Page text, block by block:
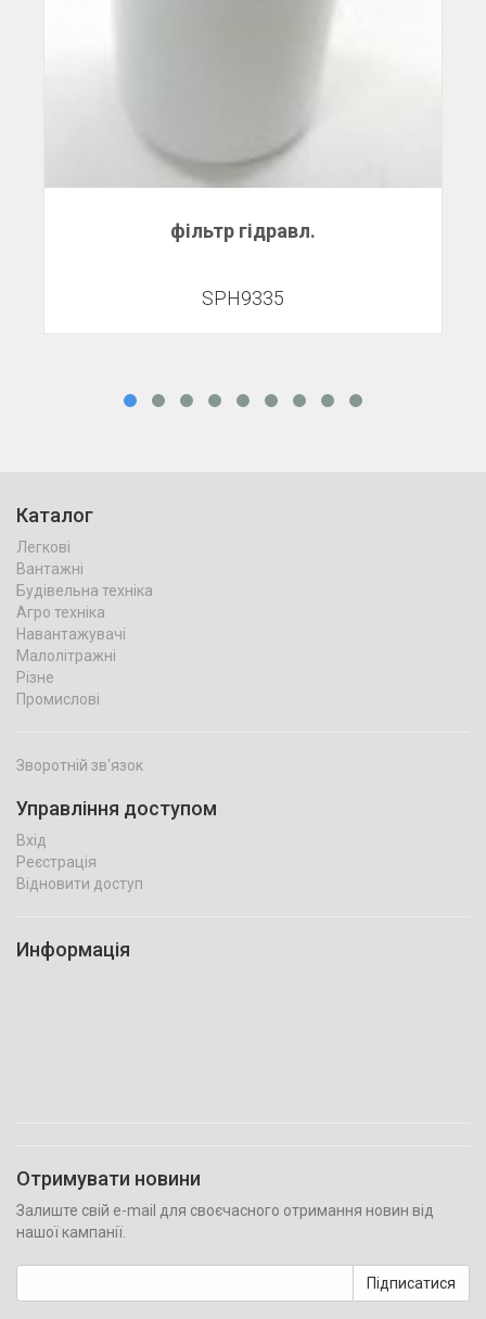
фільтр гідравл.
SPH9335
Каталог
Легкові
Вантажні
Будівельна техніка
Агро техніка
Навантажувачі
Малолітражні
Різне
Промислові
Зворотній зв'язок
Управління доступом
Вхід
Реєстрація
Відновити доступ
Информація
Отримувати новини
Залиште свій e-mail для своєчасного отримання новин від
нашої кампанії.
Підписатися